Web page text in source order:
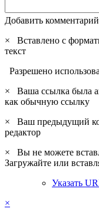
Добавить
×
Вставлено с
текст
Разрешено
×
Ваша ссылка была
как обычную ссылку
×
Ваш предыдущий
редактор
×
Вы не можете
Загружайте или
Указать
×